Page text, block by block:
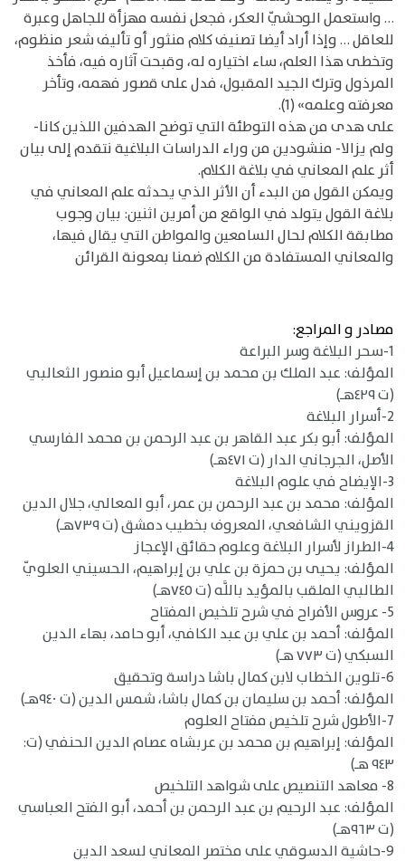
… واستعمل الوحشيّ العكر، فجعل نفسه مهزأة للجاهل وعبرة
للعاقل … وإذا أراد أيضا تصنيف كلام منثور أو تأليف شعر منظوم،
وتخطى هذا العلم، ساء اختياره له، وقبحت آثاره فيه، فأخذ
المرذول وترك الجيد المقبول، فدل على قصور فهمه، وتأخر
معرفته وعلمه» (1).
على هدى من هذه التوطئة التي توضح الهدفين اللذين كانا-
ولم يزالا- منشودين من وراء الدراسات البلاغية نتقدم إلى بيان
أثر علم المعاني في بلاغة الكلام.
ويمكن القول من البدء أن الأثر الذي يحدثه علم المعاني في
بلاغة القول يتولد في الواقع من أمرين اثنين: بيان وجوب
مطابقة الكلام لحال السامعين والمواطن التي يقال فيها،
والمعاني المستفادة من الكلام ضمنا بمعونة القرائن
مصادر و المراجع:
1-سحر البلاغة وسر البراعة
المؤلف: عبد الملك بن محمد بن إسماعيل أبو منصور الثعالبي
(ت ٤٢٩هـ)
2-أسرار البلاغة
المؤلف: أبو بكر عبد القاهر بن عبد الرحمن بن محمد الفارسي
الأصل، الجرجاني الدار (ت ٤٧١هـ)
3-الإيضاح في علوم البلاغة
المؤلف: محمد بن عبد الرحمن بن عمر، أبو المعالي، جلال الدين
القزويني الشافعي، المعروف بخطيب دمشق (ت ٧٣٩هـ)
4-الطراز لأسرار البلاغة وعلوم حقائق الإعجاز
المؤلف: يحيى بن حمزة بن علي بن إبراهيم، الحسيني العلويّ
الطالبي الملقب بالمؤيد باللَّه (ت ٧٤٥هـ)
5- عروس الأفراح في شرح تلخيص المفتاح
المؤلف: أحمد بن علي بن عبد الكافي، أبو حامد، بهاء الدين
السبكي (ت ٧٧٣ هـ)
6-تلوين الخطاب لابن كمال باشا دراسة وتحقيق
المؤلف: أحمد بن سليمان بن كمال باشا، شمس الدين (ت ٩٤٠هـ)
7-الأطول شرح تلخيص مفتاح العلوم
المؤلف: إبراهيم بن محمد بن عربشاه عصام الدين الحنفي (ت:
٩٤٣ هـ)
8- معاهد التنصيص على شواهد التلخيص
المؤلف: عبد الرحيم بن عبد الرحمن بن أحمد، أبو الفتح العباسي
(ت ٩٦٣هـ)
9-حاشية الدسوقي على مختصر المعاني لسعد الدين